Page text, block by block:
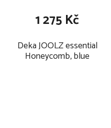
Deka JOOLZ essential
Honeycomb, blue
1 275 Kč